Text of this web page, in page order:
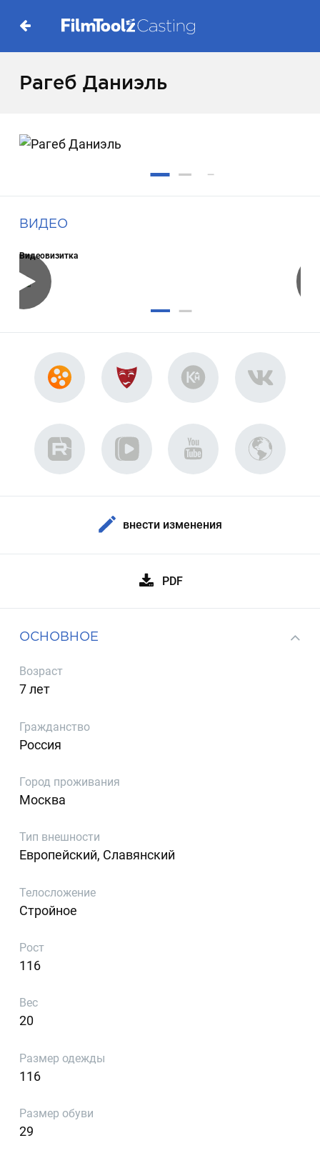
Рагеб Даниэль
ВИДЕО
Видеовизитка
внести изменения
PDF
ОСНОВНОЕ
Возраст
7 лет
Гражданство
Россия
Город проживания
Москва
Тип внешности
Европейский, Славянский
Телосложение
Стройное
Рост
116
Вес
20
Размер одежды
116
Размер обуви
29